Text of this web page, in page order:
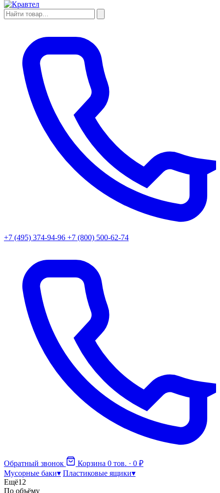
+7 (495) 374-94-96 +7 (800) 500-62-74
Обратный звонок Корзина 0 тов. · 0 ₽
Мусорные баки▾ Пластиковые ящики▾
Ещё12
По объёму